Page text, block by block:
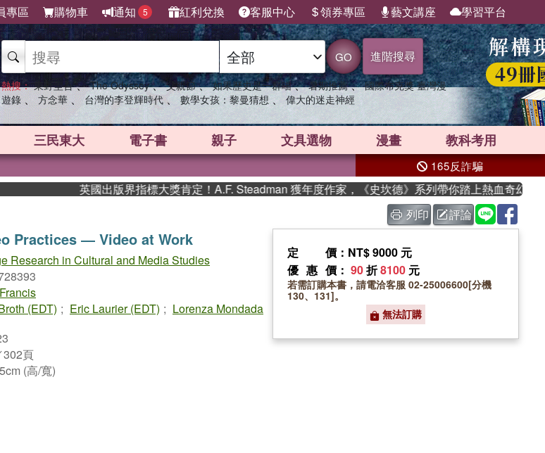
專區 購物車 通知 5 紅利兌換 客服中心 領券專區 藝文講座 學習平台
GO 進階搜尋
熱搜： 東野圭吾 、 The Odyssey 、 父親節 、 如果歷史是一群喵 、 暑期推薦 、 國際布克獎 臺灣漫
遊錄 、 方念華 、 台灣的李登輝時代 、 數學女孩：黎曼猜想 、 偉大的迷走神經
三民東大 電子書 親子 文具選物 漫畫 教科考用
165反詐騙
英國出版界指標大獎肯定！A.F. Steadman 獲年度作家，《史坎德》系列帶你踏上熱血奇幻旅程
列印 評論
Practices ― Video at Work
Research in Cultural and Media Studies
(EDT) ; Eric Laurier (EDT) ; Lorenza Mondada
302頁
(高/寬)
定價 ：NT$ 9000 元
優惠價 ： 90折8100 元
若需訂購本書，請電洽客服 02-25006600[分機
130、131]。
無法訂購